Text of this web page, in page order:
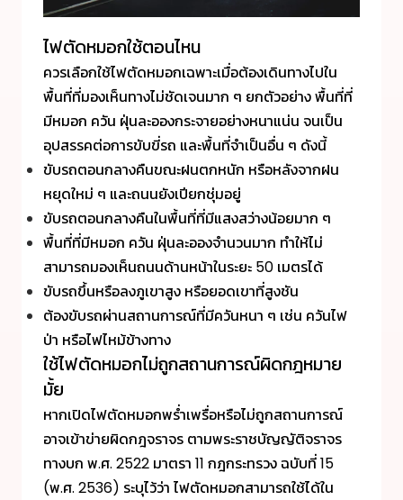
ไฟตัดหมอกใช้ตอนไหน
ควรเลือกใช้ไฟตัดหมอกเฉพาะเมื่อต้องเดินทางไปใน
พื้นที่ที่มองเห็นทางไม่ชัดเจนมาก ๆ ยกตัวอย่าง พื้นที่ที่
มีหมอก ควัน ฝุ่นละอองกระจายอย่างหนาแน่น จนเป็น
อุปสรรคต่อการขับขี่รถ และพื้นที่จำเป็นอื่น ๆ ดังนี้
ขับรถตอนกลางคืนขณะฝนตกหนัก หรือหลังจากฝน
หยุดใหม่ ๆ และถนนยังเปียกชุ่มอยู่
ขับรถตอนกลางคืนในพื้นที่ที่มีแสงสว่างน้อยมาก ๆ
พื้นที่ที่มีหมอก ควัน ฝุ่นละอองจำนวนมาก ทำให้ไม่
สามารถมองเห็นถนนด้านหน้าในระยะ 50 เมตรได้
ขับรถขึ้นหรือลงภูเขาสูง หรือยอดเขาที่สูงชัน
ต้องขับรถผ่านสถานการณ์ที่มีควันหนา ๆ เช่น ควันไฟ
ป่า หรือไฟไหม้ข้างทาง
ใช้ไฟตัดหมอกไม่ถูกสถานการณ์ผิดกฎหมาย
มั้ย
หากเปิดไฟตัดหมอกพร่ำเพรื่อหรือไม่ถูกสถานการณ์
อาจเข้าข่ายผิดกฎจราจร ตามพระราชบัญญัติจราจร
ทางบก พ.ศ. 2522 มาตรา 11 กฎกระทรวง ฉบับที่ 15
(พ.ศ. 2536) ระบุไว้ว่า ไฟตัดหมอกสามารถใช้ได้ใน